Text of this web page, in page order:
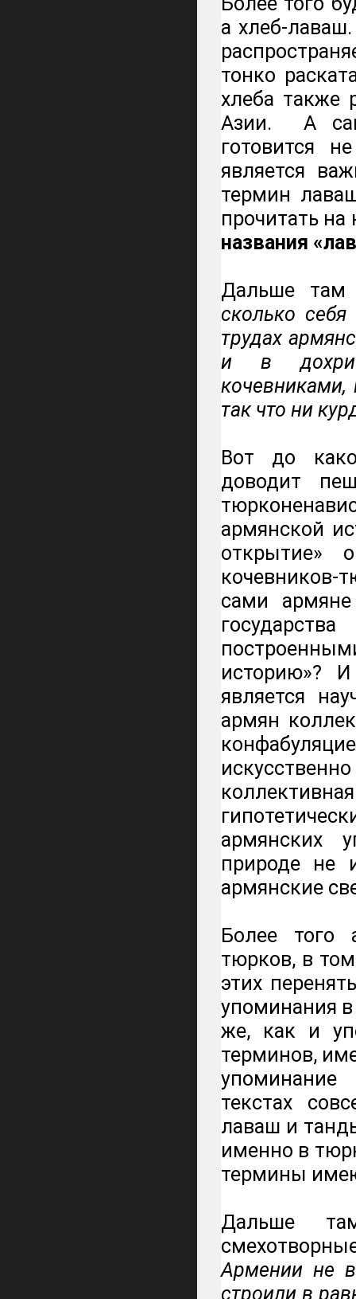
а хлеб-
тонко
хлеба также
Азии. А
готовится
является
термин
прочитать
названия
Дальше
сколько
трудах
и в
так что ни
Вот до
доводит
армянской
открытие»
сами
историю»?
является
армян
армянских
природе не
армянские
Более того
тюрков, в
этих
упоминания в
же, как и
терминов,
текстах
лаваш и
именно в
термины
Дальше
Армении не
строили в